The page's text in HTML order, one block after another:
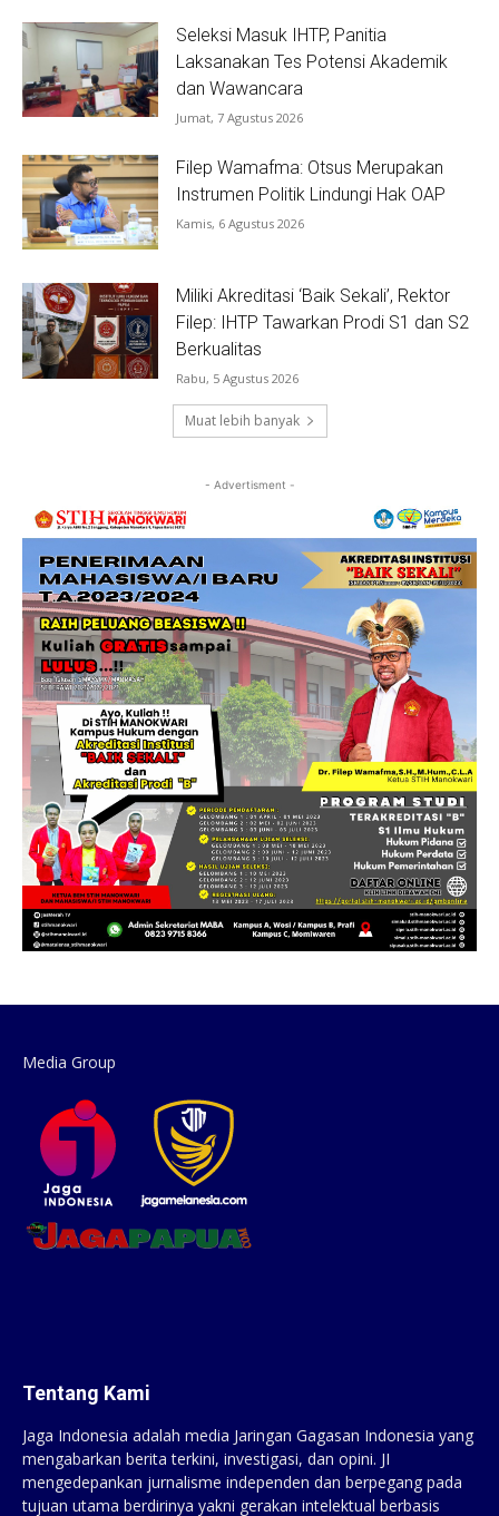
Seleksi Masuk IHTP, Panitia
Laksanakan Tes Potensi Akademik
dan Wawancara
Jumat, 7 Agustus 2026
Filep Wamafma: Otsus Merupakan
Instrumen Politik Lindungi Hak OAP
Kamis, 6 Agustus 2026
Miliki Akreditasi ‘Baik Sekali’, Rektor
Filep: IHTP Tawarkan Prodi S1 dan S2
Berkualitas
Rabu, 5 Agustus 2026
Muat lebih banyak
- Advertisment -
Media Group
Tentang Kami
Jaga Indonesia adalah media Jaringan Gagasan Indonesia yang
mengabarkan berita terkini, investigasi, dan opini. JI
mengedepankan jurnalisme independen dan berpegang pada
tujuan utama berdirinya yakni gerakan intelektual berbasis